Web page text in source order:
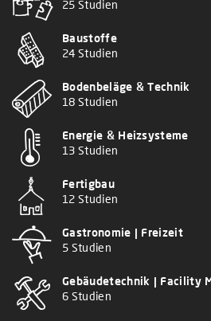
25 Studien
Baustoffe
24 Studien
Bodenbeläge & Technik
18 Studien
Energie & Heizsysteme
13 Studien
Fertigbau
12 Studien
Gastronomie | Freizeit
5 Studien
Gebäudetechnik | Facility
6 Studien